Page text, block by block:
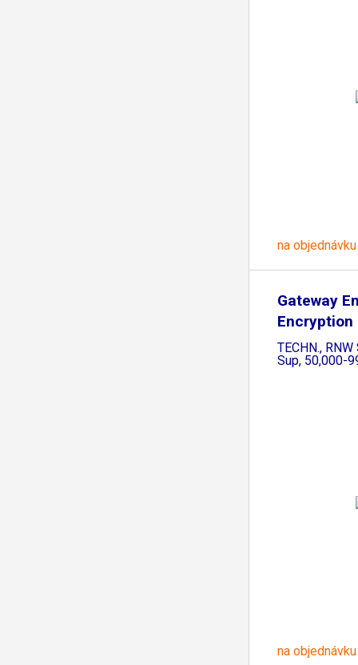
na objednávku
Gateway
Encryption
PGP
TECHN.,
Sup, 50,000-
na objednávku